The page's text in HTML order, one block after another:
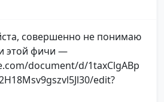
совершенно не понимаю
этой фичи —
document/d/1taxClgABp
edit?